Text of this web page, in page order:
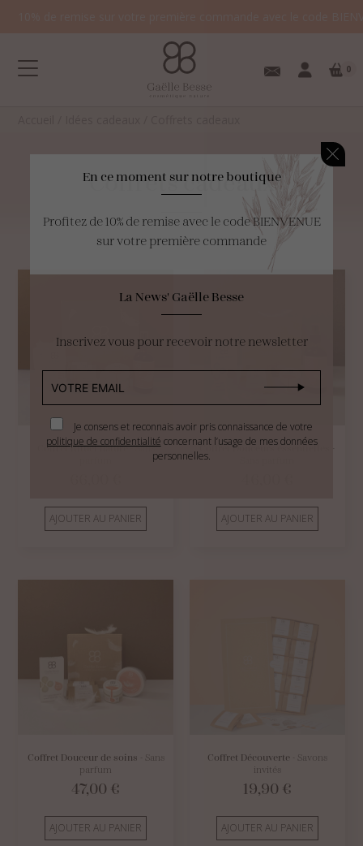
0
Votre panier est
vide.
Coffrets cadeaux
Coffret Rituel nature- Sans
AJOUTER AU PANIER
Coffret Douceurs essentielles
AJOUTER AU PANIER
Coffret Douceur de soins
- Sans
parfum
47,00 €
AJOUTER AU PANIER
Coffret Découverte- Savons
invités
19,90 €
AJOUTER AU PANIER
En ce moment sur notre boutique
Profitez de 10% de remise avec le code BIENVENUE
sur votre première commande
La News' Gaëlle Besse
Inscrivez vous pour recevoir notre newsletter
Je consens et reconnais avoir pris connaissance de votre
politique de confidentialité concernant l’usage de mes données
personnelles.